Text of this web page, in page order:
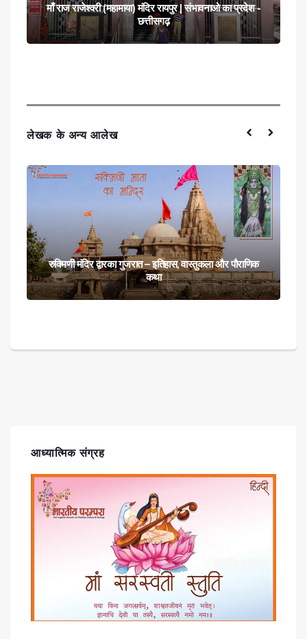
माँ विंध्यवासिनी मंदिर (बिलई माता मंदिर ) धमतरी | संभावनाओ का
प्रदेश - छत्तीसगढ़
लेखक के अन्य आलेख
रुक्मिणी मंदिर द्वारका गुजरात – इतिहास, वास्तुकला और पौराणिक
कथा
आध्यात्मिक संग्रह